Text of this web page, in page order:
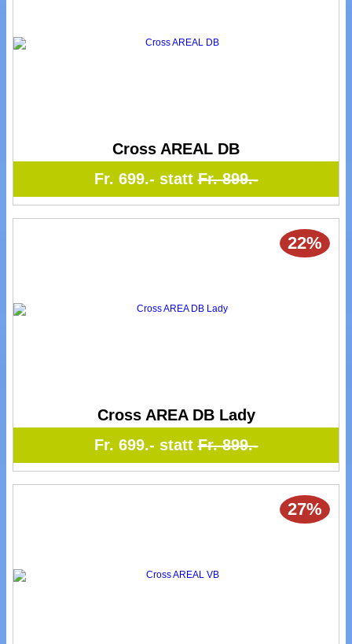
Cross AREAL DB
Fr. 699.- stattFr. 899.-
22%
Cross AREA DB Lady
Fr. 699.- stattFr. 899.-
27%